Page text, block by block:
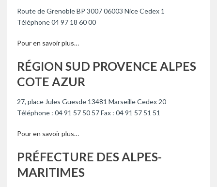
Route de Grenoble BP 3007 06003 Nice Cedex 1
Téléphone 04 97 18 60 00
Pour en savoir plus…
RÉGION SUD PROVENCE ALPES
COTE AZUR
27, place Jules Guesde 13481 Marseille Cedex 20
Téléphone : 04 91 57 50 57 Fax : 04 91 57 51 51
Pour en savoir plus…
PRÉFECTURE DES ALPES-
MARITIMES